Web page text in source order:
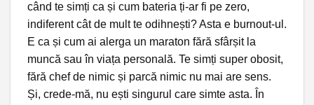
când te simți ca și cum bateria ți-ar fi pe zero,
indiferent cât de mult te odihnești? Asta e burnout-ul.
E ca și cum ai alerga un maraton fără sfârșit la
muncă sau în viața personală. Te simți super obosit,
fără chef de nimic și parcă nimic nu mai are sens.
Și, crede-mă, nu ești singurul care simte asta. În